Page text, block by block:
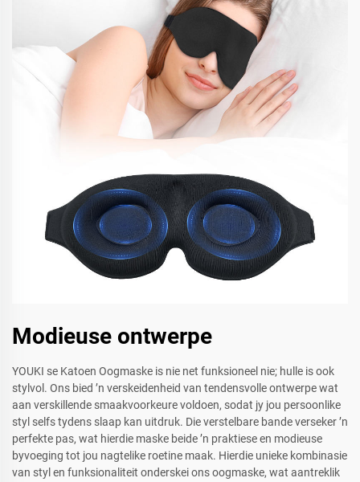
Modieuse ontwerpe
YOUKI se Katoen Oogmaske is nie net funksioneel nie; hulle is ook
stylvol. Ons bied ’n verskeidenheid van tendensvolle ontwerpe wat
aan verskillende smaakvoorkeure voldoen, sodat jy jou persoonlike
styl selfs tydens slaap kan uitdruk. Die verstelbare bande verseker ’n
perfekte pas, wat hierdie maske beide ’n praktiese en modieuse
byvoeging tot jou nagtelike roetine maak. Hierdie unieke kombinasie
van styl en funksionaliteit onderskei ons oogmaske, wat aantreklik